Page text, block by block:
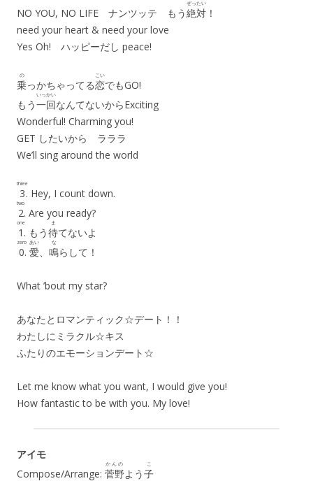
NO YOU, NO LIFE ナンツッテ もう絶対
ぜったい
！
need your heart & need your love
Yes Oh! ハッピーだし peace!
乗
の
っかちゃってる恋
こい
でもGO!
もう一回
いっかい
なんてないからExciting
Wonderful! Charming you!
GET したいから ラララ
We’ll sing around the world
3
three
. Hey, I count down.
2
two
. Are you ready?
1
one
. もう待
ま
てないよ
0
zero
. 愛
あい
、 鳴
な
らして！
What ’bout my star?
あなたとロマンティック☆デート！！
わたしにミラクル☆キス
ふたりのエモーションデート☆
Let me know what you want, I would give you!
How fantastic to be with you. My love!
アイモ
Compose/Arrange: 菅野
かんの
よう子
こ